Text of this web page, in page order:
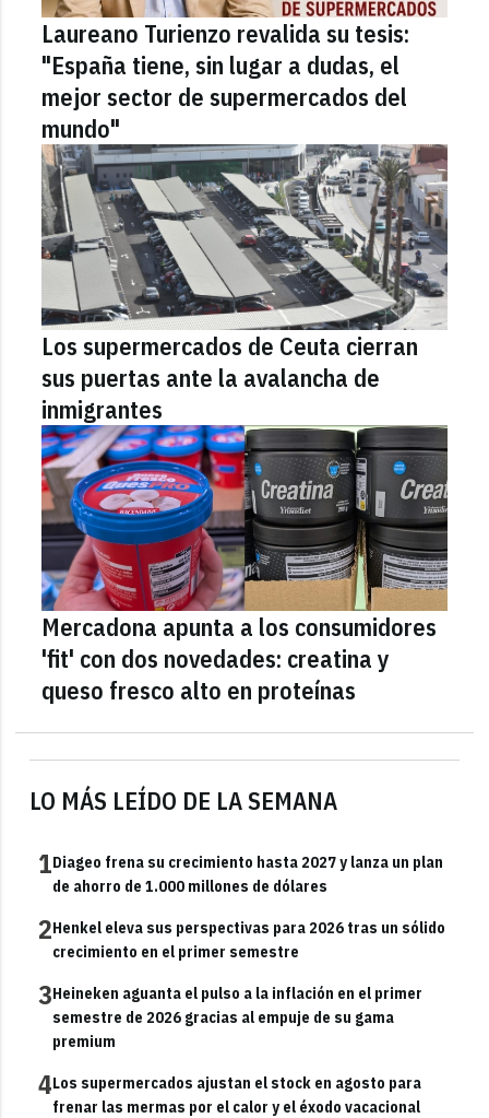
LO MÁS LEÍDO DE LA SEMANA
1Diageo frena su crecimiento hasta 2027 y lanza un plan
de ahorro de 1.000 millones de dólares
2Henkel eleva sus perspectivas para 2026 tras un sólido
crecimiento en el primer semestre
3Heineken aguanta el pulso a la inflación en el primer
semestre de 2026 gracias al empuje de su gama
premium
4Los supermercados ajustan el stock en agosto para
frenar las mermas por el calor y el éxodo vacacional
Laureano Turienzo revalida su tesis:
"España tiene, sin lugar a dudas, el
mejor sector de supermercados del
mundo"
Los supermercados de Ceuta cierran
sus puertas ante la avalancha de
inmigrantes
Mercadona apunta a los consumidores
'fit' con dos novedades: creatina y
queso fresco alto en proteínas